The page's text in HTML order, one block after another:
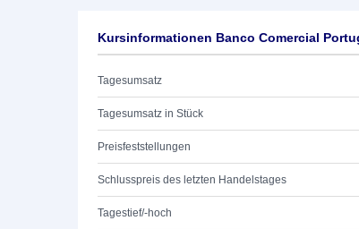
Kursinformationen Banco Comercial
Tagesumsatz
Tagesumsatz in Stück
Preisfeststellungen
Schlusspreis des letzten Handelstages
Tagestief/-hoch